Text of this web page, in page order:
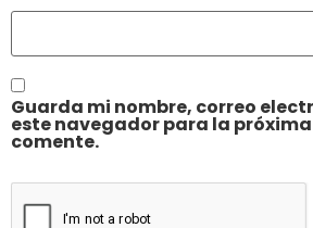
Guarda mi nombre, correo
este navegador para la próxima
comente.